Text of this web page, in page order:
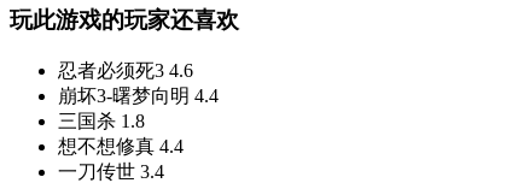
玩此游戏的玩家还喜欢
忍者必须死3 4.6
崩坏3-曙梦向明 4.4
三国杀 1.8
想不想修真 4.4
一刀传世 3.4